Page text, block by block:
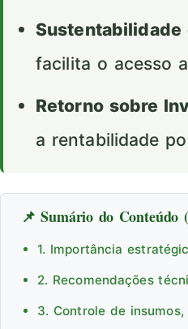
Sustentabilidade
facilita o acesso
Retorno sobre
a rentabilidade
📌 Sumário do
1. Importância
2. Recomendações
3. Controle de